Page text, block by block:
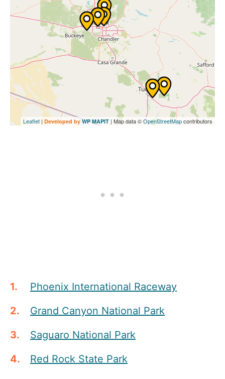
Leaflet | Developed by WP MAPIT | Map data ©OpenStreetMapcontributors
Phoenix International Raceway
Grand Canyon National Park
Saguaro National Park
Red Rock State Park